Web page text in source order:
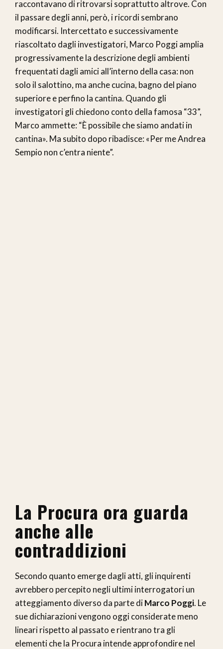
raccontavano di ritrovarsi soprattutto altrove. Con
il passare degli anni, però, i ricordi sembrano
modificarsi. Intercettato e successivamente
riascoltato dagli investigatori, Marco Poggi amplia
progressivamente la descrizione degli ambienti
frequentati dagli amici all’interno della casa: non
solo il salottino, ma anche cucina, bagno del piano
superiore e perfino la cantina. Quando gli
investigatori gli chiedono conto della famosa “33”,
Marco ammette: “È possibile che siamo andati in
cantina». Ma subito dopo ribadisce: «Per me Andrea
Sempio non c’entra niente”.
La Procura ora guarda
anche alle
contraddizioni
Secondo quanto emerge dagli atti, gli inquirenti
avrebbero percepito negli ultimi interrogatori un
atteggiamento diverso da parte diMarco Poggi. Le
sue dichiarazioni vengono oggi considerate meno
lineari rispetto al passato e rientrano tra gli
elementi che la Procura intende approfondire nel